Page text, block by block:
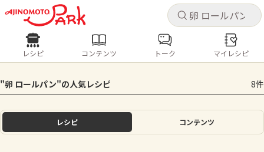
キャ
ログインするとレシピを保存できます
ログイン
ホーム
キャ
レシピ コンテンツ
人気の食材・レシピ
きゅうり なす トマト とうもろこし
ピーマン
レシピ コンテンツ トーク マイレシピ
"卵 ロールパン"の人気レシピ 8件
レシピ コンテンツ